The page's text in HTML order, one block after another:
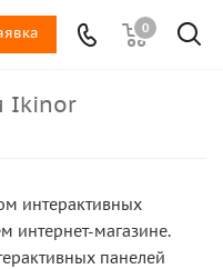
0
Ikinor
интерактивных
интернет-магазине.
панелей